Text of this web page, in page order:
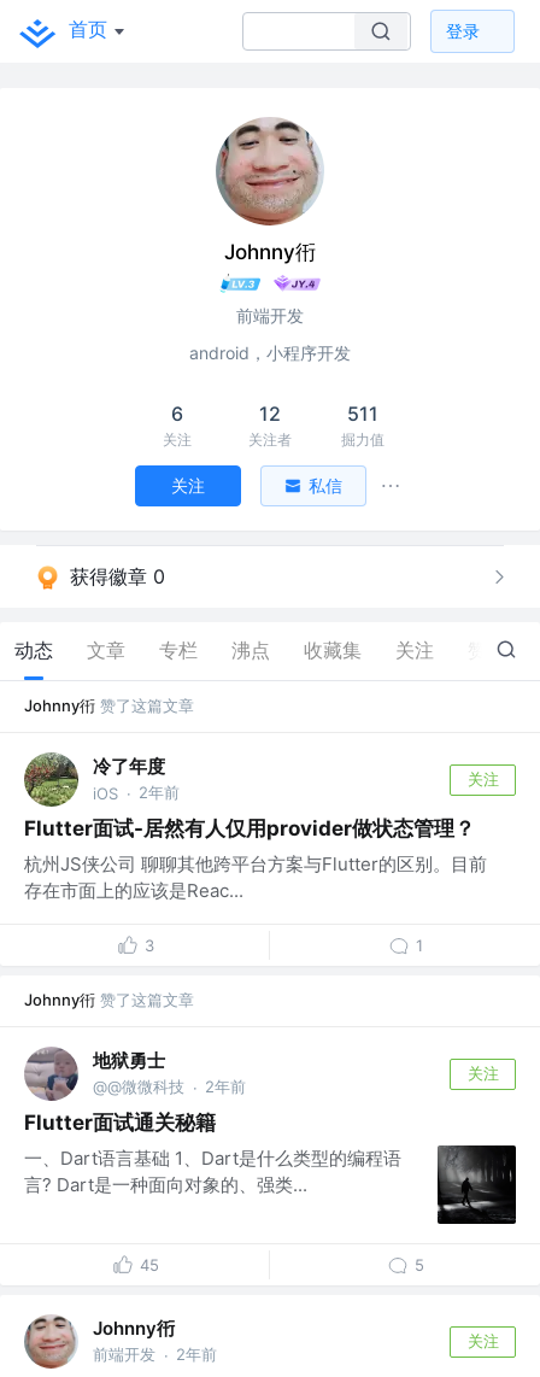
首页 登录
Johnny衎
前端开发
android，小程序开发
6
关注
12
关注者
511
掘力值
关注 私信
获得徽章 0
动态 文章 专栏 沸点 收藏集 关注 33
Johnny衎 赞了这篇文章
冷了年度
iOS · 2年前
关注
Flutter面试-居然有人仅用provider做状态管理？
杭州JS侠公司 聊聊其他跨平台方案与Flutter的区别。目前
存在市面上的应该是Reac...
3 1
Johnny衎 赞了这篇文章
地狱勇士
@@微微科技 · 2年前
关注
Flutter面试通关秘籍
一、Dart语言基础 1、Dart是什么类型的编程语
言? Dart是一种面向对象的、强类...
45 5
Johnny衎
前端开发 · 2年前
关注